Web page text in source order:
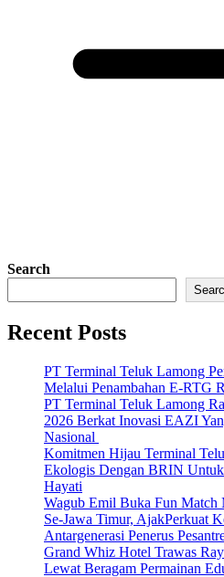
Search
Recent Posts
PT Terminal Teluk Lamong
Melalui Penambahan E-RTG
PT Terminal Teluk Lamong
2026 Berkat Inovasi EAZI
Nasional
Komitmen Hijau Terminal
Ekologis Dengan BRIN Untuk
Hayati
Wagub Emil Buka Fun
Se-Jawa Timur, AjakPerkuat
Antargenerasi Penerus
Grand Whiz Hotel Trawas
Lewat Beragam Permainan